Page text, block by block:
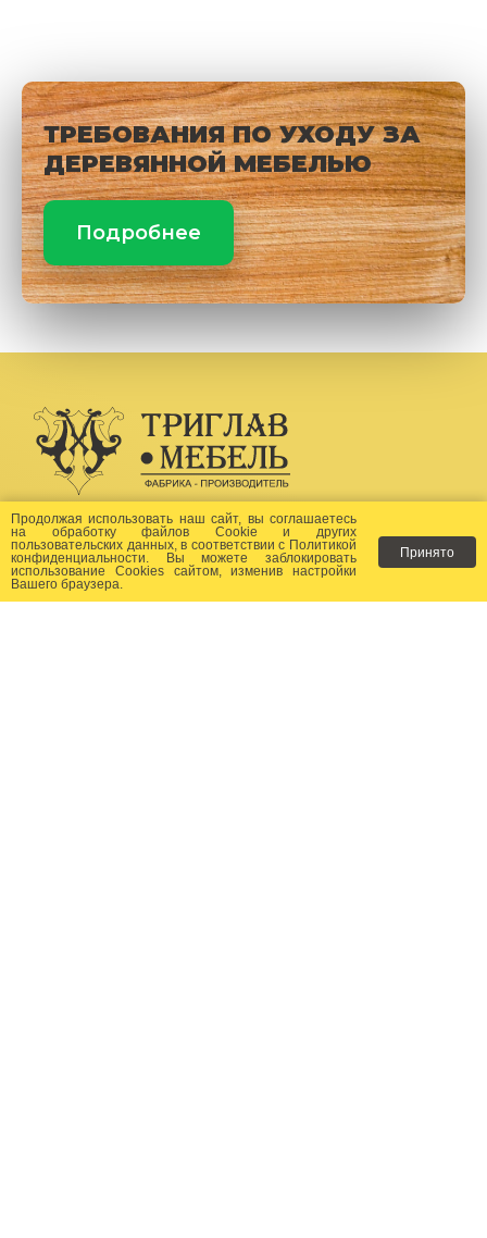
ТРЕБОВАНИЯ ПО УХОДУ ЗА
ДЕРЕВЯННОЙ МЕБЕЛЬЮ
Подробнее
Создание сайта - Бихайв
Как заказать?
Доставка
Продолжая использовать наш сайт, вы соглашаетесь
на обработку файлов Сookie и других
пользовательских данных, в соответствии с Политикой
конфиденциальности . Вы можете заблокировать
использование Cookies сайтом, изменив настройки
Вашего браузера.
Принято